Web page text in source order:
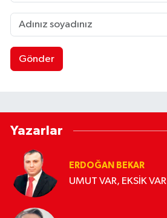
Gönder
Yazarlar
ERDOĞAN BEKAR
UMUT VAR, EKSİK VAR